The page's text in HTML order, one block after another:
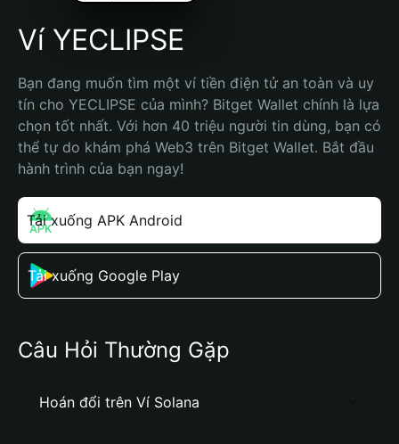
Ví YECLIPSE
Bạn đang muốn tìm một ví tiền điện tử an toàn và uy
tín cho YECLIPSE của mình? Bitget Wallet chính là lựa
chọn tốt nhất. Với hơn 40 triệu người tin dùng, bạn có
thể tự do khám phá Web3 trên Bitget Wallet. Bắt đầu
hành trình của bạn ngay!
Tải xuống APK Android
Tải xuống Google Play
Câu Hỏi Thường Gặp
Hoán đổi trên Ví Solana